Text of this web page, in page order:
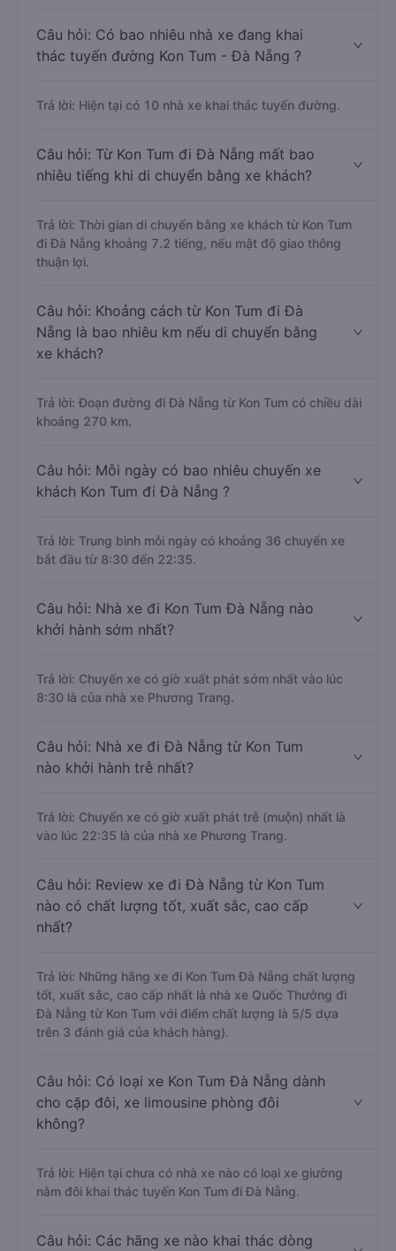
Câu hỏi: Có bao nhiêu nhà xe đang khai
thác tuyến đường Kon Tum - Đà Nẵng ?
Trả lời: Hiện tại có 10 nhà xe khai thác tuyến đường.
Câu hỏi: Từ Kon Tum đi Đà Nẵng mất bao
nhiêu tiếng khi di chuyển bằng xe khách?
Trả lời: Thời gian di chuyển bằng xe khách từ Kon Tum
đi Đà Nẵng khoảng 7.2 tiếng, nếu mật độ giao thông
thuận lợi.
Câu hỏi: Khoảng cách từ Kon Tum đi Đà
Nẵng là bao nhiêu km nếu di chuyển bằng
xe khách?
Trả lời: Đoạn đường đi Đà Nẵng từ Kon Tum có chiều dài
khoảng 270 km.
Câu hỏi: Mỗi ngày có bao nhiêu chuyến xe
khách Kon Tum đi Đà Nẵng ?
Trả lời: Trung bình mỗi ngày có khoảng 36 chuyến xe
bắt đầu từ 8:30 đến 22:35.
Câu hỏi: Nhà xe đi Kon Tum Đà Nẵng nào
khởi hành sớm nhất?
Trả lời: Chuyến xe có giờ xuất phát sớm nhất vào lúc
8:30 là của nhà xe Phương Trang.
Câu hỏi: Nhà xe đi Đà Nẵng từ Kon Tum
nào khởi hành trễ nhất?
Trả lời: Chuyến xe có giờ xuất phát trễ (muộn) nhất là
vào lúc 22:35 là của nhà xe Phương Trang.
Câu hỏi: Review xe đi Đà Nẵng từ Kon Tum
nào có chất lượng tốt, xuất sắc, cao cấp
nhất?
Trả lời: Những hãng xe đi Kon Tum Đà Nẵng chất lượng
tốt, xuất sắc, cao cấp nhất là nhà xe Quốc Thưởng đi
Đà Nẵng từ Kon Tum với điểm chất lượng là 5/5 dựa
trên 3 đánh giá của khách hàng).
Câu hỏi: Có loại xe Kon Tum Đà Nẵng dành
cho cặp đôi, xe limousine phòng đôi
không?
Trả lời: Hiện tại chưa có nhà xe nào có loại xe giường
nằm đôi khai thác tuyến Kon Tum đi Đà Nẵng.
Câu hỏi: Các hãng xe nào khai thác dòng